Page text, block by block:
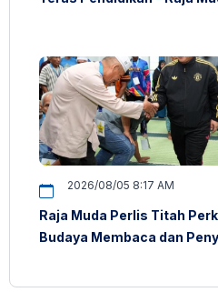
2026/08/05 8:17 AM
Raja Muda Perlis Titah
Budaya Membaca dan